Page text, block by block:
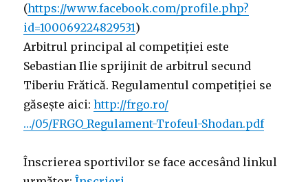
(https://www.facebook.com/profile.php?
id=100069224829531)
Arbitrul principal al competiției este
Sebastian Ilie sprijinit de arbitrul secund
Tiberiu Frătică. Regulamentul competiției se
găsește aici:http://frgo.ro/
…/05/FRGO_Regulament-Trofeul-Shodan.pdf
Înscrierea sportivilor se face accesând linkul